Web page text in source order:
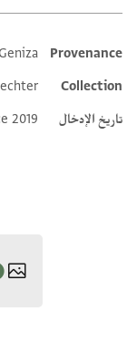
metadata
Provenance
Geniza
Collection
تاريخ الإدخال
2019